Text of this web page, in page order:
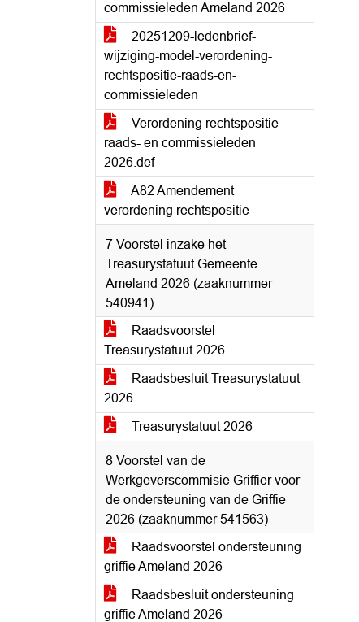
commissieleden Ameland 2026
20251209-ledenbrief-
wijziging-model-verordening-
rechtspositie-raads-en-
commissieleden
Verordening rechtspositie
raads- en commissieleden
2026.def
A82 Amendement
verordening rechtspositie
7 Voorstel inzake het
Treasurystatuut Gemeente
Ameland 2026 (zaaknummer
540941)
Raadsvoorstel
Treasurystatuut 2026
Raadsbesluit Treasurystatuut
2026
Treasurystatuut 2026
8 Voorstel van de
Werkgeverscommisie Griffier voor
de ondersteuning van de Griffie
2026 (zaaknummer 541563)
Raadsvoorstel ondersteuning
griffie Ameland 2026
Raadsbesluit ondersteuning
griffie Ameland 2026